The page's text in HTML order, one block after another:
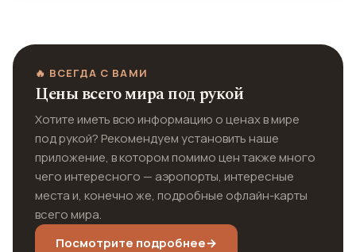
🔥 ВСЕГДА С ВАМИ
Цены всего мира под рукой
Хотите иметь всю информацию о ценах в мире
под рукой? Рекомендуем установить наше
приложение, в котором помимо цен также много
чего интересного — аэропорты, интересные
места и, конечно же, подробные офлайн-карты
всего мира.
Посмотрите подробнее→